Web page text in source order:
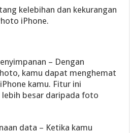
kelebihan dan kekurangan
iPhone.
– Dengan
kamu dapat menghemat
kamu. Fitur ini
besar daripada foto
data – Ketika kamu